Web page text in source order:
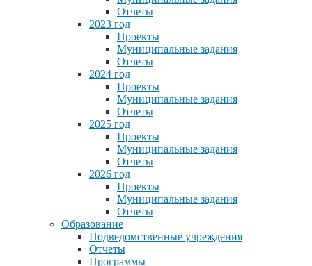
Отчеты
2023 год
Проекты
Муниципальные задания
Отчеты
2024 год
Проекты
Муниципальные задания
Отчеты
2025 год
Проекты
Муниципальные задания
Отчеты
2026 год
Проекты
Муниципальные задания
Отчеты
Образование
Подведомственные учреждения
Отчеты
Программы